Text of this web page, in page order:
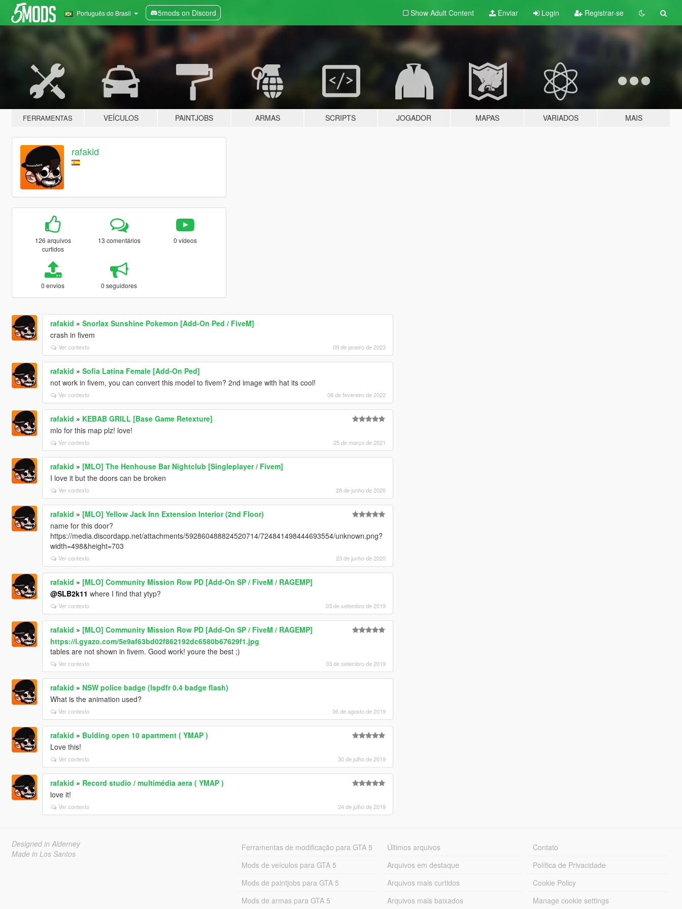
Português do Brasil 5mods on Discord Show Adult Content Enviar Login Registrar-se
FERRAMENTAS VEÍCULOS PAINTJOBS ARMAS SCRIPTS JOGADOR MAPAS VARIADOS MAIS
rafakid
126 arquivos
curtidos
13 comentários 0 vídeos
0 envios 0 seguidores
rafakid » Snorlax Sunshine Pokemon [Add-On Ped / FiveM]
crash in fivem
Ver contexto 09 de janeiro de 2023
rafakid » Sofia Latina Female [Add-On Ped]
not work in fivem, you can convert this model to fivem? 2nd image with hat its cool!
Ver contexto 08 de fevereiro de 2022
rafakid » KEBAB GRILL [Base Game Retexture]
mlo for this map plz! love!
Ver contexto 25 de março de 2021
rafakid » [MLO] The Henhouse Bar Nightclub [Singleplayer / Fivem]
I love it but the doors can be broken
Ver contexto 28 de junho de 2020
rafakid » [MLO] Yellow Jack Inn Extension Interior (2nd Floor)
name for this door?
https://media.discordapp.net/attachments/592860488824520714/724841498444693554/unknown.png?
width=498&height=703
Ver contexto 23 de junho de 2020
rafakid » [MLO] Community Mission Row PD [Add-On SP / FiveM / RAGEMP]
@SLB2k11 where I find that ytyp?
Ver contexto 03 de setembro de 2019
rafakid » [MLO] Community Mission Row PD [Add-On SP / FiveM / RAGEMP]
https://i.gyazo.com/5e9af63bd02f862192dc6580b67629f1.jpg
tables are not shown in fivem. Good work! youre the best ;)
Ver contexto 03 de setembro de 2019
rafakid » NSW police badge (lspdfr 0.4 badge flash)
What is the animation used?
Ver contexto 06 de agosto de 2019
rafakid » Bulding open 10 apartment ( YMAP )
Love this!
Ver contexto 30 de julho de 2019
rafakid » Record studio / multimédia aera ( YMAP )
love it!
Ver contexto 24 de julho de 2019
Designed in Alderney
Made in Los Santos
Ferramentas de modificação para GTA 5
Mods de veículos para GTA 5
Mods de paintjobs para GTA 5
Mods de armas para GTA 5
Últimos arquivos
Arquivos em destaque
Arquivos mais curtidos
Arquivos mais baixados
Contato
Política de Privacidade
Cookie Policy
Manage cookie settings